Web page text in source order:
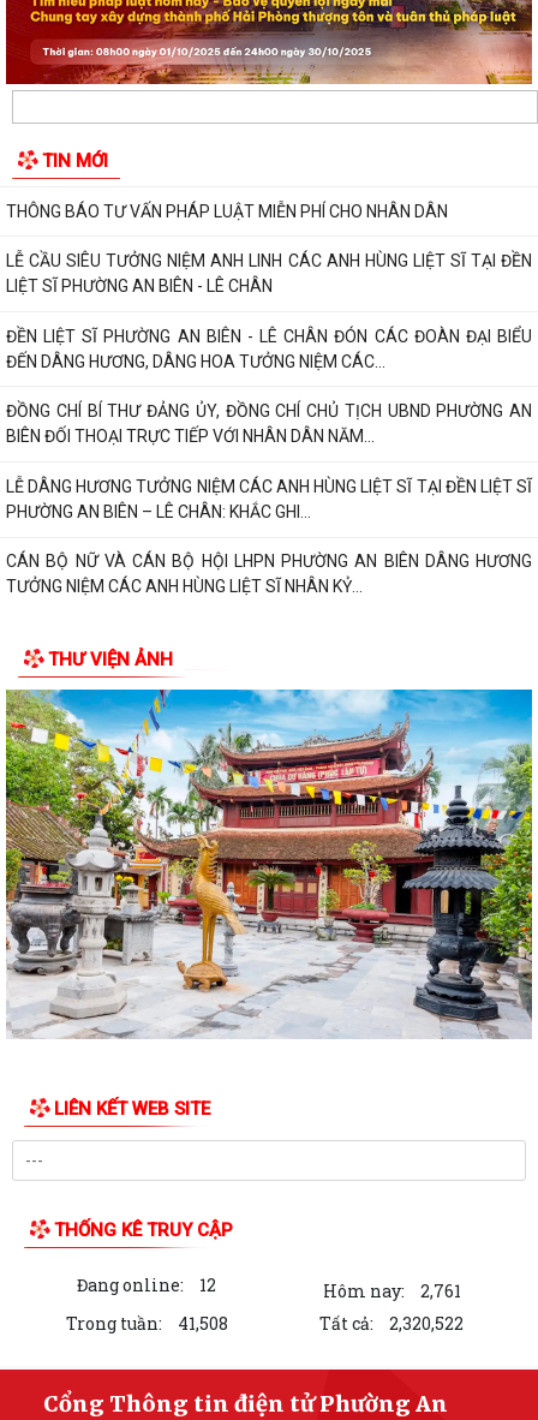
TIN MỚI
1/2.000 quận Lê Chân đến năm 2040
Thông báo về việc tăng cường bảo đảm trật tự an toàn giao thông,
trật tự đường hè trên địa bàn...
thuê mặt bằng của Công ty Cổ...
THÔNG BÁO TƯ VẤN PHÁP LUẬT MIỄN PHÍ CHO NHÂN DÂN
LỄ CẦU SIÊU TƯỞNG NIỆM ANH LINH CÁC ANH HÙNG LIỆT SĨ TẠI ĐỀN
LIỆT SĨ PHƯỜNG AN BIÊN - LÊ CHÂN
ĐỀN LIỆT SĨ PHƯỜNG AN BIÊN - LÊ CHÂN ĐÓN CÁC ĐOÀN ĐẠI BIỂU
ĐẾN DÂNG HƯƠNG, DÂNG HOA TƯỞNG NIỆM CÁC...
ĐỒNG CHÍ BÍ THƯ ĐẢNG ỦY, ĐỒNG CHÍ CHỦ TỊCH UBND PHƯỜNG AN
BIÊN ĐỐI THOẠI TRỰC TIẾP VỚI NHÂN DÂN NĂM...
LỄ DÂNG HƯƠNG TƯỞNG NIỆM CÁC ANH HÙNG LIỆT SĨ TẠI ĐỀN LIỆT SĨ
PHƯỜNG AN BIÊN – LÊ CHÂN: KHẮC GHI...
CÁN BỘ NỮ VÀ CÁN BỘ HỘI LHPN PHƯỜNG AN BIÊN DÂNG HƯƠNG
TƯỞNG NIỆM CÁC ANH HÙNG LIỆT SĨ NHÂN KỶ...
TIẾN ĐỘ GIẢI PHÓNG MẶT BẰNG DỰ ÁN TUYẾN...
TRAO TẶNG QUÀ TRI ÂN THƯƠNG BINH, GIA ĐÌNH LIỆT SĨ CÓ HOÀN
CẢNH KHÓ KHĂN NHÂN KỶ NIỆM 79 NĂM NGÀY...
PHƯỜNG AN BIÊN TRIỂN KHAI CÔNG TÁC PHỤC VỤ LỄ DÂNG HƯƠNG
VÀ LỄ CẦU SIÊU TẠI ĐỀN LIỆT SĨ PHƯỜNG AN...
Phường An Biên triển khai kế hoạch duy trì mô hình “Vỉa hè sạch đẹp -
Người đi bộ an toàn”
Thông báo về việc tổ chức Lễ Dâng hương và Lễ Cầu siêu Nhân kỷ niệm
79 năm Ngày Thương binh - Liệt...
PHƯỜNG AN BIÊN: TRANG CẤP MÁY TÍNH CHO 100% TỔ DÂN PHỐ –
HƯỚNG MẠNH VỀ CƠ SỞ, LAN TỎA CHUYỂN ĐỔI SỐ...
TẠO ĐỘT PHÁ TRONG NÂNG CAO HIỆU QUẢ CÔNG...
ĐẢNG UỶ PHƯỜNG AN BIÊN CHÚ TRỌNG BỒI DƯỠNG LÝ LUẬN CHÍNH
PHƯỜNG AN BIÊN BƯỚC ĐẦU ĐẠT KẾT QUẢ TÍCH CỰC TRONG CÔNG
UBND PHƯỜNG AN BIÊN BAN HÀNH KẾ HOẠCH TRIỂN KHAI KHÁM SỨC
KHỎE ĐỊNH KỲ HOẶC KHÁM SÀNG LỌC MIỄN PHÍ...
UBND PHƯỜNG AN BIÊN HỌP TRIỂN KHAI CÁC MÔ HÌNH THỰC HIỆN
CÁC ĐỀ ÁN CỦA THÀNH PHỐ
THƯ VIỆN ẢNH
LIÊN KẾT WEB SITE
THỐNG KÊ TRUY CẬP
Đang online: 12 Hôm nay:
2,761
Trong tuần:
41,508 Tất cả: 2,320,522
Cổng Thông tin điện tử Phường An